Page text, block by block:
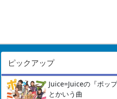
ピックアップ
Juice=Juiceの『ポッ
とかいう曲